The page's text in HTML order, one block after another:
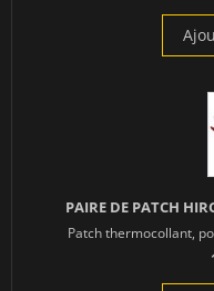
PAIRE DE PATCH
Patch thermocollant,